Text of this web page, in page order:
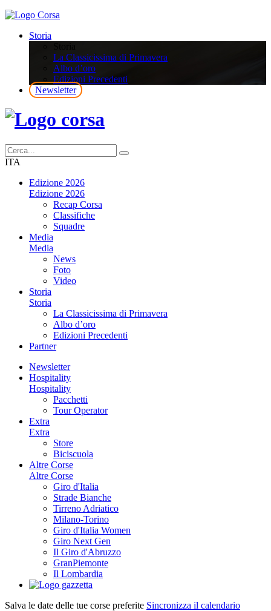
Storia
La Classicissima di Primavera
Albo d’oro
Edizioni Precedenti
Newsletter
ITA
Edizione 2026
Edizione 2026
Recap Corsa
Classifiche
Squadre
Media
Media
News
Foto
Video
Storia
Storia
La Classicissima di Primavera
Albo d’oro
Edizioni Precedenti
Partner
Newsletter
Hospitality
Hospitality
Pacchetti
Tour Operator
Extra
Extra
Store
Biciscuola
Altre Corse
Altre Corse
Giro d'Italia
Strade Bianche
Tirreno Adriatico
Milano-Torino
Giro d'Italia Women
Giro Next Gen
Il Giro d'Abruzzo
GranPiemonte
Il Lombardia
Salva le date delle tue corse preferite Sincronizza il calendario